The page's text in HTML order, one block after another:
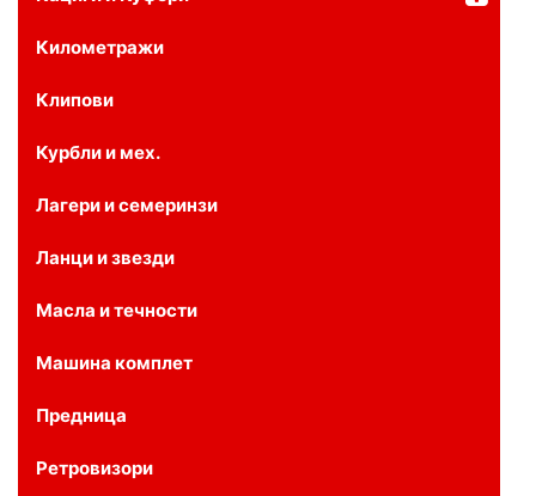
Километражи
Клипови
Курбли и мех.
Лагери и семеринзи
Ланци и звезди
Масла и течности
Машина комплет
Предница
Ретровизори